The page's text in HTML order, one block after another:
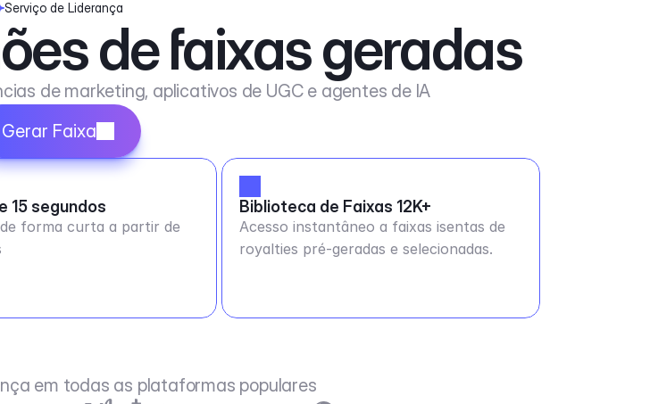
Serviço de Liderança
de faixas geradas
de marketing, aplicativos de UGC e agentes de IA
Gerar Faixa
15 segundos
forma curta a partir de
Biblioteca de Faixas 12K+
Acesso instantâneo a faixas isentas de
royalties pré-geradas e selecionadas.
em todas as plataformas populares